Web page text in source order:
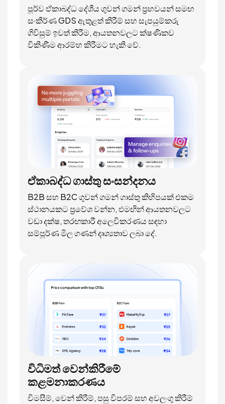
පූර්ව ඒකාබද්ධ දේශීය ගුවන් ගමන් ප්‍රභවයන් සමඟ
සංකීර්ණ GDS ඇතුළත් කිරීම් සහ සැපයුම්කරු
ගිවිසුම් ඉවත් කිරීම, ආයතනවලට ක්ෂණිකව
විකිණීම ආරම්භ කිරීමට හැකි වේ.
ඒකාබද්ධ ගාස්තු සංසන්දනය
B2B සහ B2C ගුවන් ගමන් ගාස්තු කිහිපයක් එකම
ස්ථානයකට ප්‍රවේශ වන්න, එමඟින් ආයතනවලට
වඩා දක්ෂ, තරඟකාරී අලෙවිකරණය සඳහා
සම්පූර්ණ මිල ගණන් දෘශ්‍යතාව ලබා දේ.
විධිමත් වෙන්කිරීමේ
කළමනාකරණය
විමසීම්, වෙන් කිරීම්, පසු විපරම් සහ අවලංගු කිරීම්